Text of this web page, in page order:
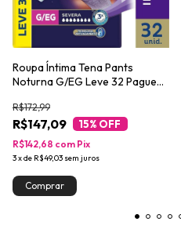
Roupa Íntima Tena Pants
Noturna G/EG Leve 32 Pague
R$147,09
R$172,99
15% OFF
3xde R$49,03 sem juros
R$142,68 com Pix